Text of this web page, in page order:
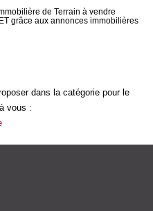
de Terrain à vendre
grâce aux annonces immobilières
dans la catégorie pour le
vous :